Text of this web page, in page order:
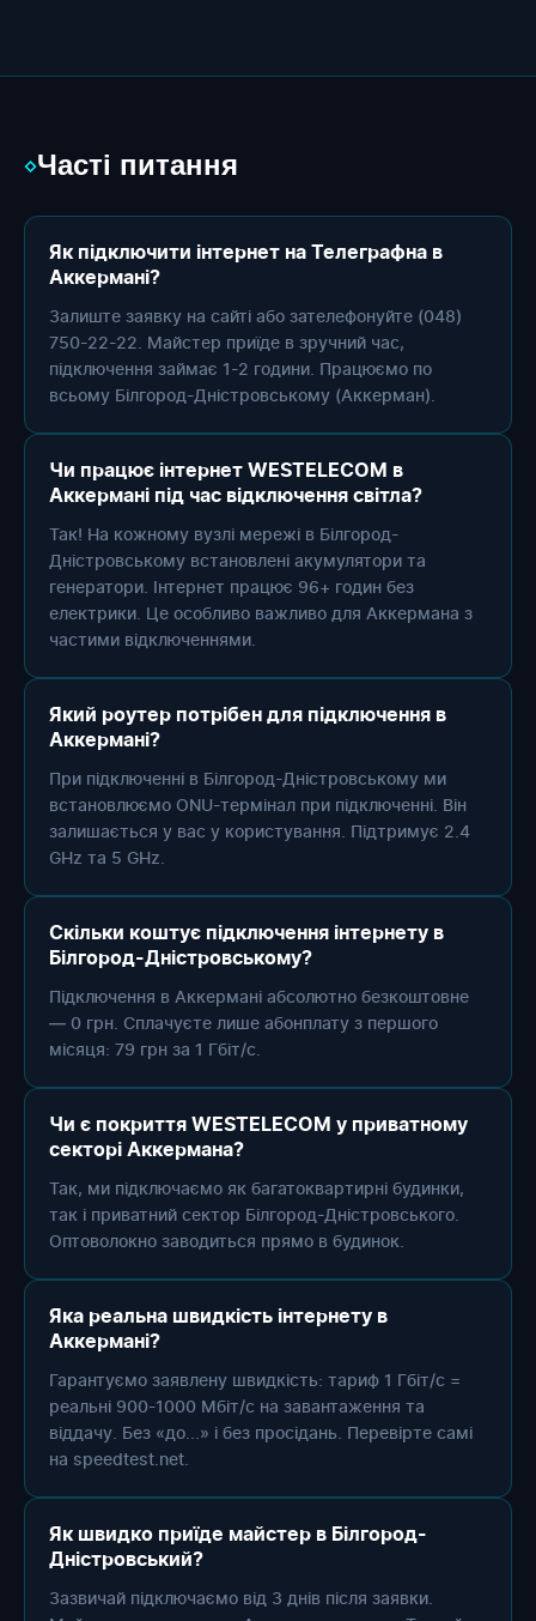
◇Часті питання
Як підключити інтернет на Телеграфна в
Аккермані?
Залиште заявку на сайті або зателефонуйте (048)
750-22-22. Майстер приїде в зручний час,
підключення займає 1-2 години. Працюємо по
всьому Білгород-Дністровському (Аккерман).
Чи працює інтернет WESTELECOM в
Аккермані під час відключення світла?
Так! На кожному вузлі мережі в Білгород-
Дністровському встановлені акумулятори та
генератори. Інтернет працює 96+ годин без
електрики. Це особливо важливо для Аккермана з
частими відключеннями.
Який роутер потрібен для підключення в
Аккермані?
При підключенні в Білгород-Дністровському ми
встановлюємо ONU-термінал при підключенні. Він
залишається у вас у користування. Підтримує 2.4
GHz та 5 GHz.
Скільки коштує підключення інтернету в
Білгород-Дністровському?
Підключення в Аккермані абсолютно безкоштовне
— 0 грн. Сплачуєте лише абонплату з першого
місяця: 79 грн за 1 Гбіт/с.
Чи є покриття WESTELECOM у приватному
секторі Аккермана?
Так, ми підключаємо як багатоквартирні будинки,
так і приватний сектор Білгород-Дністровського.
Оптоволокно заводиться прямо в будинок.
Яка реальна швидкість інтернету в
Аккермані?
Гарантуємо заявлену швидкість: тариф 1 Гбіт/с =
реальні 900-1000 Мбіт/с на завантаження та
віддачу. Без «до...» і без просідань. Перевірте самі
на speedtest.net.
Як швидко приїде майстер в Білгород-
Дністровський?
Зазвичай підключаємо від 3 днів після заявки.